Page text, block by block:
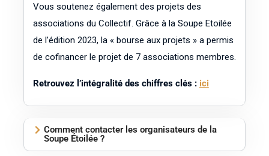
Vous soutenez également des projets des
associations du Collectif. Grâce à la Soupe Etoilée
de l’édition 2023, la « bourse aux projets » a permis
de cofinancer le projet de 7 associations membres.
Retrouvez l’intégralité des chiffres clés : ici
Comment contacter les organisateurs de la
Soupe Étoilée ?